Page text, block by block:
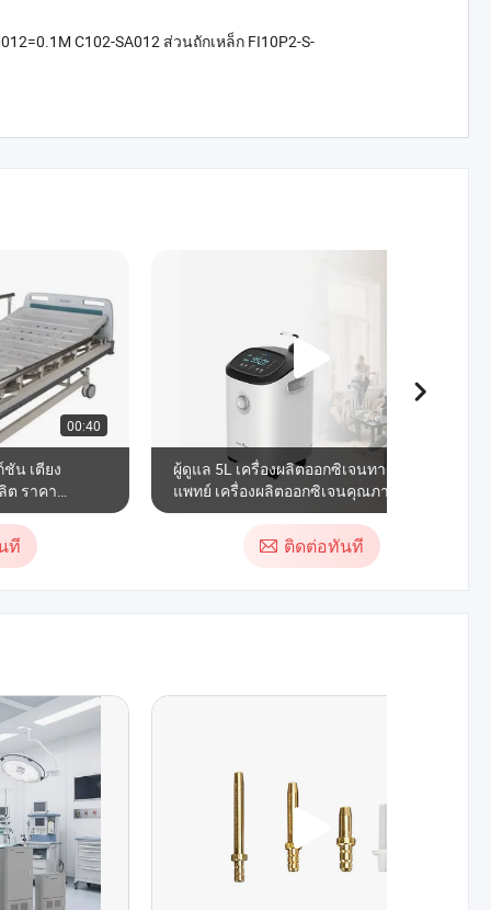
C102-SA012 ส่วนถักเหล็ก FI10P2-S-
00:40
น เตียง
ต ราคา
ที
ผู้ดูแล 5L เครื่องผลิตออกซิเจนทางการ
แพทย์ เครื่องผลิตออกซิเจนคุณภาพสูง
ติดต่อทันที